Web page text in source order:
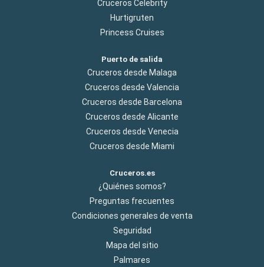
Cruceros Celebrity
Hurtigruten
Princess Cruises
Puerto de salida
Cruceros desde Malaga
Cruceros desde Valencia
Cruceros desde Barcelona
Cruceros desde Alicante
Cruceros desde Venecia
Cruceros desde Miami
Cruceros.es
¿Quiénes somos?
Preguntas frecuentes
Condiciones generales de venta
Seguridad
Mapa del sitio
Palmares